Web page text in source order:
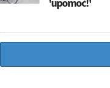
'upomoć!'